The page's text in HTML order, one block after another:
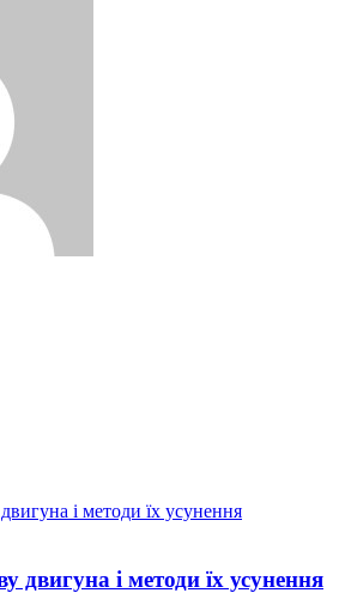
двигуна і методи їх усунення